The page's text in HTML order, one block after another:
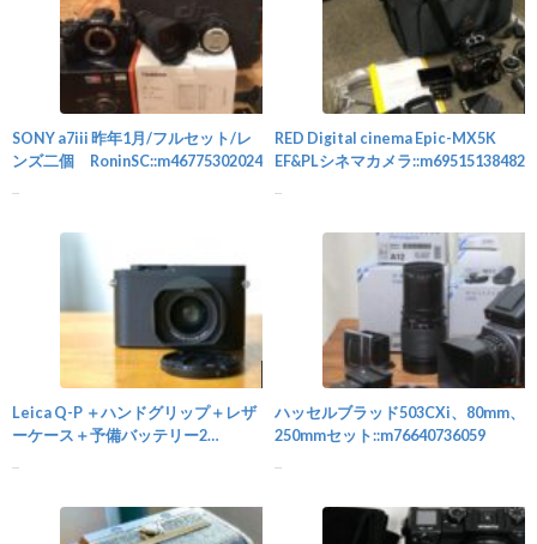
SONY a7iii 昨年1月/フルセット/レ
ンズ二個 RoninSC::m46775302024
RED Digital cinema Epic-MX5K
EF&PLシネマカメラ::m69515138482
Leica Q-P ＋ハンドグリップ＋レザ
ーケース＋予備バッテリー2
ハッセルブラッド503CXi、80mm、
250mmセット::m76640736059